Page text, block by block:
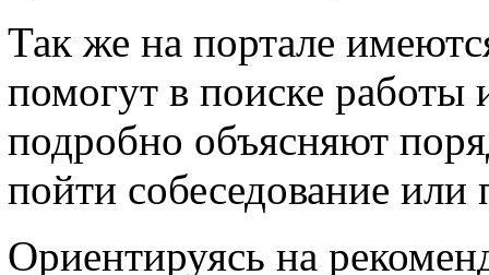
Так же на портале
помогут в поиске
подробно объясняют
пойти собеседование или
Ориентируясь на